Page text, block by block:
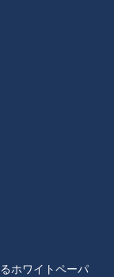
ホワイトペーパ